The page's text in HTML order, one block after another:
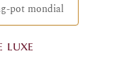
pot mondial
luxe